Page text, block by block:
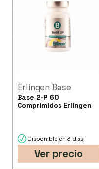
Erlingen Base
Base 2-P 60
Comprimidos Erlingen
Disponible en 3 días
Ver precio